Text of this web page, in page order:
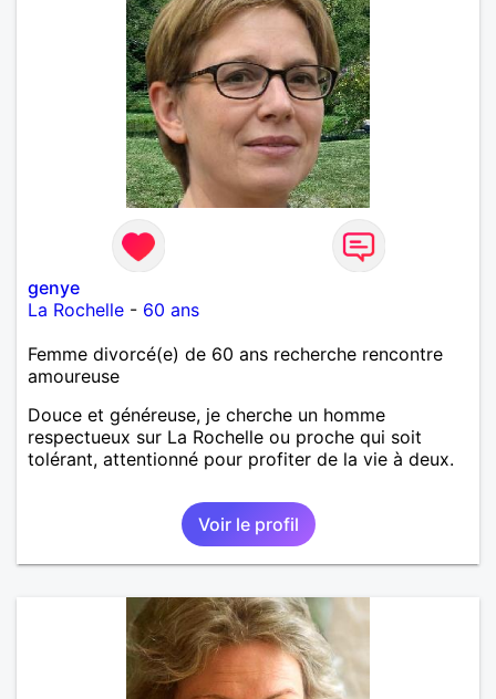
genye
La Rochelle - 60 ans
Femme divorcé(e) de 60 ans recherche rencontre
amoureuse
Douce et généreuse, je cherche un homme
respectueux sur La Rochelle ou proche qui soit
tolérant, attentionné pour profiter de la vie à deux.
Voir le profil